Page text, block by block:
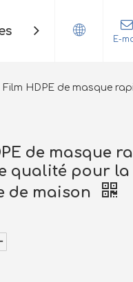
Contact
E-
Film HDPE de masque
de masque
qualité pour la
de maison